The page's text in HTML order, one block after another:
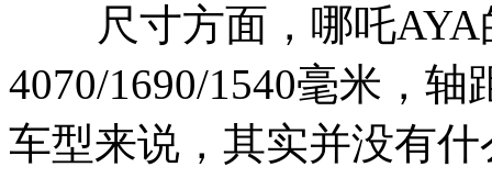
尺寸方面，哪吒AYA
4070/1690/1540毫米，
车型来说，其实并没有